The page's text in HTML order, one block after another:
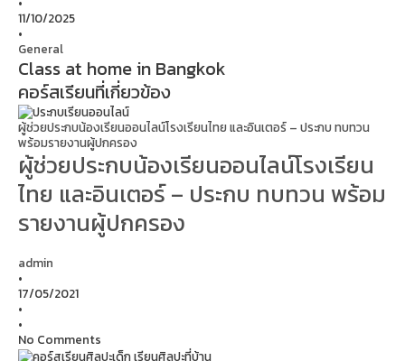
11/10/2025
•
General
Class at home in Bangkok
คอร์สเรียนที่เกี่ยวข้อง
ผู้ช่วยประกบน้องเรียนออนไลน์โรงเรียนไทย และอินเตอร์ – ประกบ ทบทวน
พร้อมรายงานผู้ปกครอง
ผู้ช่วยประกบน้องเรียนออนไลน์โรงเรียน
ไทย และอินเตอร์ – ประกบ ทบทวน พร้อม
รายงานผู้ปกครอง
admin
•
17/05/2021
•
•
No Comments